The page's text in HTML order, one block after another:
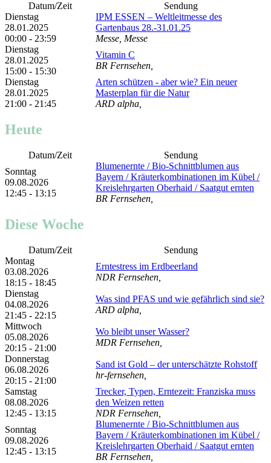
Datum/Zeit
Sendung
Dienstag
28.01.2025
00:00 - 23:59
IPM ESSEN – Weltleitmesse des
Gartenbaus 28.-31.01.25
Messe, Messe
Dienstag
28.01.2025
15:00 - 15:30
Vitamin C
BR Fernsehen,
Dienstag
28.01.2025
21:00 - 21:45
Arten schützen - aber wie? Ein neuer
Masterplan für die Natur
ARD alpha,
Heute
Datum/Zeit
Sendung
Sonntag
09.08.2026
12:45 - 13:15
Blumenernte /​ Bio-Schnittblumen aus
Bayern /​ Kräuterkombinationen im Kübel /​
Kreislehrgarten Oberhaid /​ Saatgut ernten
BR Fernsehen,
Diese Woche
Datum/Zeit
Sendung
Montag
03.08.2026
18:15 - 18:45
Erntestress im Erdbeerland
NDR Fernsehen,
Dienstag
04.08.2026
21:45 - 22:15
Was sind PFAS und wie gefährlich sind sie?
ARD alpha,
Mittwoch
05.08.2026
20:15 - 21:00
Wo bleibt unser Wasser?
MDR Fernsehen,
Donnerstag
06.08.2026
20:15 - 21:00
Sand ist Gold – der unterschätzte Rohstoff
hr-fernsehen,
Samstag
08.08.2026
12:45 - 13:15
Trecker, Typen, Erntezeit: Franziska muss
den Weizen retten
NDR Fernsehen,
Sonntag
09.08.2026
12:45 - 13:15
Blumenernte /​ Bio-Schnittblumen aus
Bayern /​ Kräuterkombinationen im Kübel /​
Kreislehrgarten Oberhaid /​ Saatgut ernten
BR Fernsehen,